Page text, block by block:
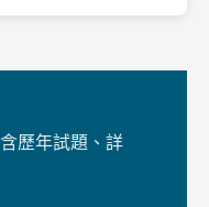
歷年試題、詳